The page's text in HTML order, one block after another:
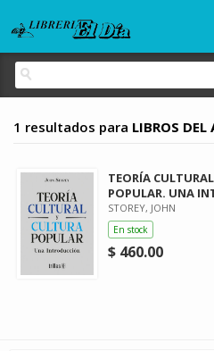
1 resultados para LIBROS
TEORÍA
POPULAR. UNA
STOREY, JOHN
En stock
$ 460.00